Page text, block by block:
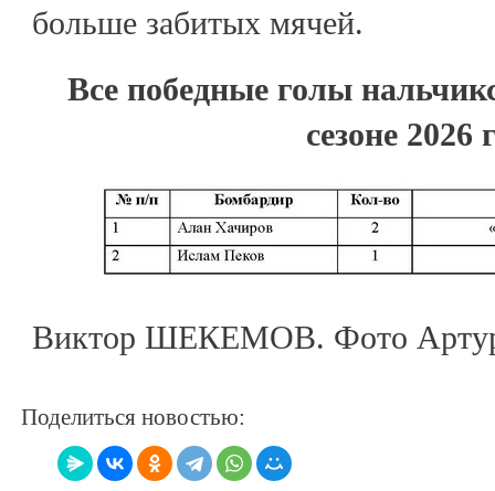
больше забитых мячей.
Все победные голы
сезоне 2026
Виктор ШЕКЕМОВ. Фото
Поделиться новостью: